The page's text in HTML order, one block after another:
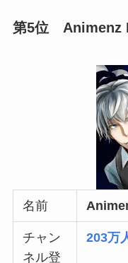
第5位 Animenz
名前
チャン
ネル登
203万